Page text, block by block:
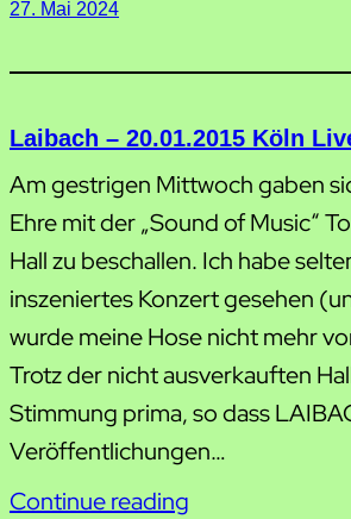
27. Mai 2024
Laibach – 20.01.2015 Köln
Am gestrigen Mittwoch gaben
Ehre mit der „Sound of Music“
Hall zu beschallen. Ich habe
inszeniertes Konzert gesehen
wurde meine Hose nicht mehr
Trotz der nicht ausverkauften
Stimmung prima, so dass
Veröffentlichungen…
Continue reading